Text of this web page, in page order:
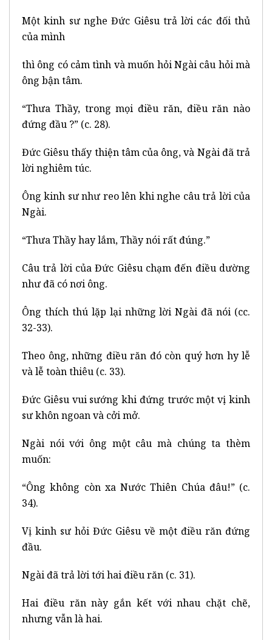
Một kinh sư nghe Đức Giêsu trả lời các đối thủ
của mình
thì ông có cảm tình và muốn hỏi Ngài câu hỏi mà
ông bận tâm.
“Thưa Thầy, trong mọi điều răn, điều răn nào
đứng đầu ?” (c. 28).
Đức Giêsu thấy thiện tâm của ông, và Ngài đã trả
lời nghiêm túc.
Ông kinh sư như reo lên khi nghe câu trả lời của
Ngài.
“Thưa Thầy hay lắm, Thầy nói rất đúng.”
Câu trả lời của Đức Giêsu chạm đến điều dường
như đã có nơi ông.
Ông thích thú lặp lại những lời Ngài đã nói (cc.
32-33).
Theo ông, những điều răn đó còn quý hơn hy lễ
và lễ toàn thiêu (c. 33).
Đức Giêsu vui sướng khi đứng trước một vị kinh
sư khôn ngoan và cởi mở.
Ngài nói với ông một câu mà chúng ta thèm
muốn:
“Ông không còn xa Nước Thiên Chúa đâu!” (c.
34).
Vị kinh sư hỏi Đức Giêsu về một điều răn đứng
đầu.
Ngài đã trả lời tới hai điều răn (c. 31).
Hai điều răn này gắn kết với nhau chặt chẽ,
nhưng vẫn là hai.